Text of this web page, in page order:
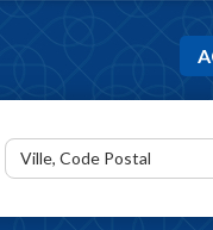
Ville, Code Postal